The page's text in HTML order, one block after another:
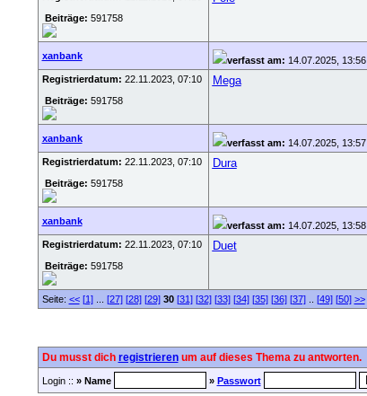
Beiträge: 591758
xanbank verfasst am: 14.07.2025, 13:56
Registrierdatum: 22.11.2023, 07:10
Beiträge: 591758
Mega
xanbank verfasst am: 14.07.2025, 13:57
Registrierdatum: 22.11.2023, 07:10
Beiträge: 591758
Dura
xanbank verfasst am: 14.07.2025, 13:58
Registrierdatum: 22.11.2023, 07:10
Beiträge: 591758
Duet
Seite: << [1]... [27] [28] [29] 30 [31] [32] [33] [34] [35] [36] [37].. [49] [50] >>
Du musst dich registrierenum auf dieses Thema zu antworten.
Login :: » Name » Passwort